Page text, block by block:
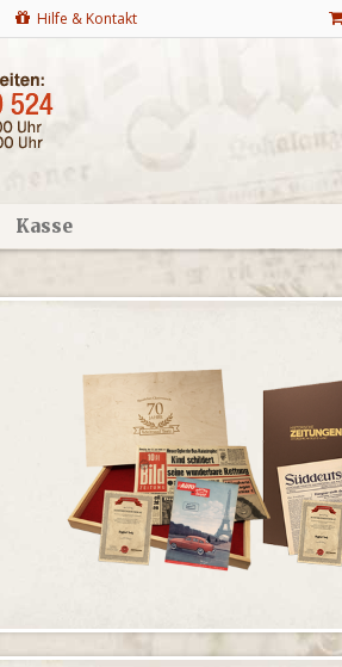
Hilfe & Kontakt
Kasse